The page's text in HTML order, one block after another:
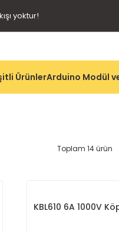
yoktur!
ÜrünlerArduino Modül
Toplam 14 ürün
KBL610 6A 1000V